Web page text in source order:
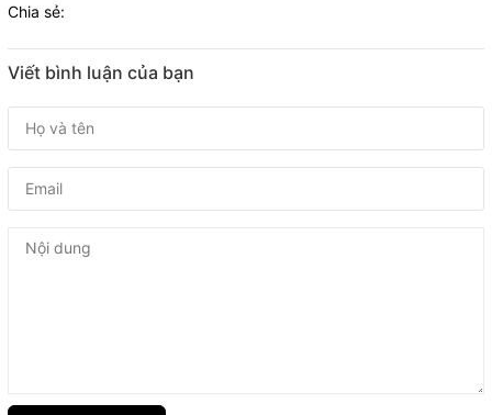
Chia sẻ:
Viết bình luận của bạn